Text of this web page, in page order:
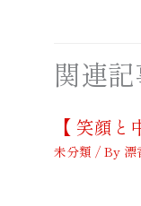
関連
【 笑顔と
未分類 / By 漂